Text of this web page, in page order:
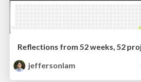
Reflections from 52 weeks, 52
jeffersonlam